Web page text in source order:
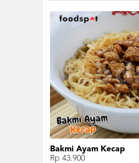
Bakmi Ayam Kecap
Rp 43.900